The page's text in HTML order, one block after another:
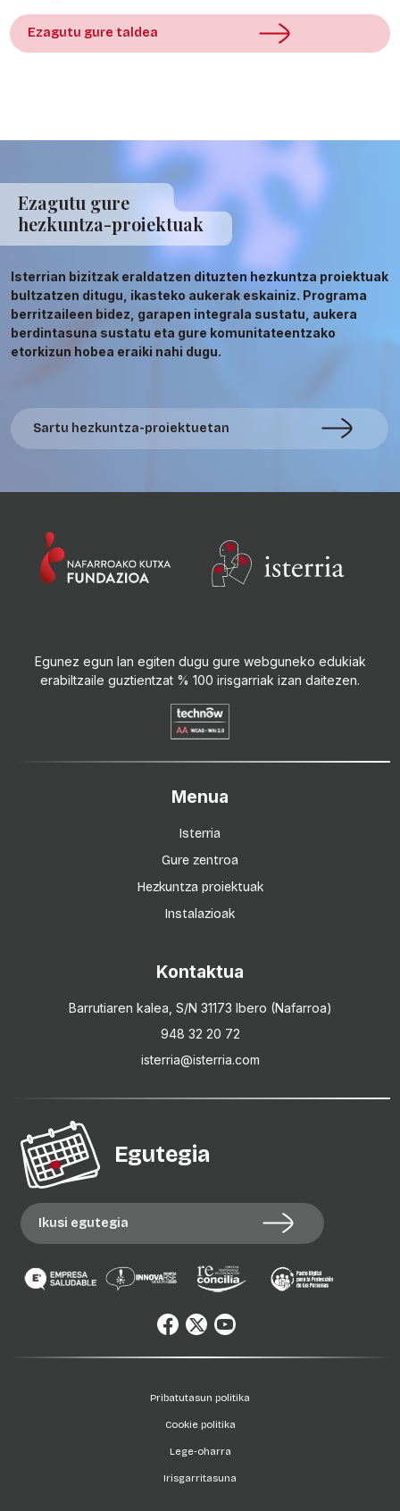
Ezagutu gure taldea
Ezagutu gure
hezkuntza-proiektuak
Isterrian bizitzak eraldatzen dituzten hezkuntza proiektuak
bultzatzen ditugu, ikasteko aukerak eskainiz. Programa
berritzaileen bidez, garapen integrala sustatu, aukera
berdintasuna sustatu eta gure komunitateentzako
etorkizun hobea eraiki nahi dugu.
Sartu hezkuntza-proiektuetan
Egunez egun lan egiten dugu gure webguneko edukiak
erabiltzaile guztientzat % 100 irisgarriak izan daitezen.
Menua
Isterria
Gure zentroa
Hezkuntza proiektuak
Instalazioak
Kontaktua
Barrutiaren kalea, S/N 31173 Ibero (Nafarroa)
948 32 20 72
isterria@isterria.com
Egutegia
Ikusi egutegia
Pribatutasun politika
Cookie politika
Lege-oharra
Irisgarritasuna